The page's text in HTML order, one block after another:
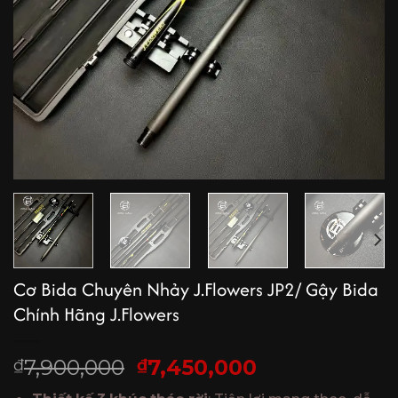
Cơ Bida Chuyên Nhảy J.Flowers JP2/ Gậy Bida
Chính Hãng J.Flowers
₫7,900,000 Giá
gốc
₫7,450,000
hiện